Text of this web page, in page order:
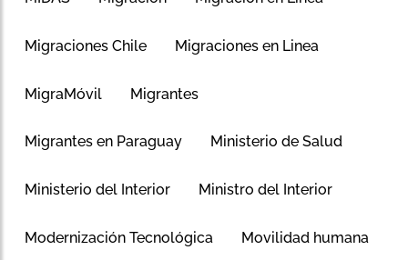
Migraciones Chile Migraciones en Linea
MigraMóvil Migrantes
Migrantes en Paraguay Ministerio de Salud
Ministerio del Interior Ministro del Interior
Modernización Tecnológica Movilidad humana